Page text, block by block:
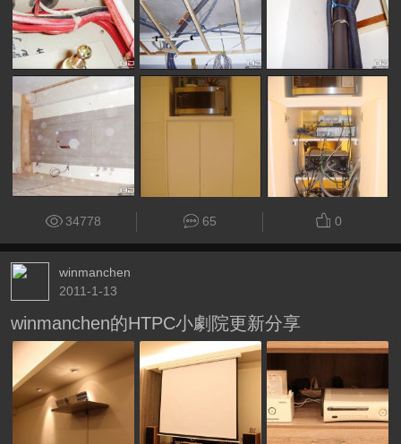
34778 65 0
winmanchen
2011-1-13
winmanchen的HTPC小劇院更新分享